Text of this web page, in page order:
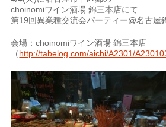
choinomiワイン酒場 錦三本店にて
第19回異業種交流会パーティー@名古屋
会場：choinomiワイン酒場 錦三本店
（http://tabelog.com/aichi/A2301/